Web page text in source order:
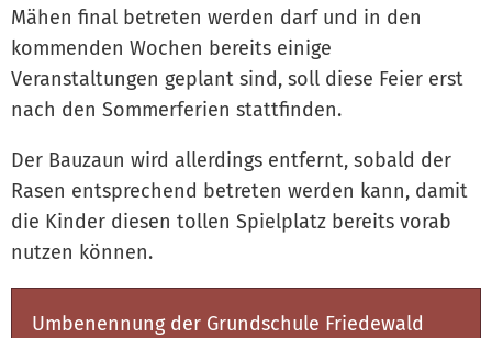
Mähen final betreten werden darf und in den
kommenden Wochen bereits einige
Veranstaltungen geplant sind, soll diese Feier erst
nach den Sommerferien stattfinden.
Der Bauzaun wird allerdings entfernt, sobald der
Rasen entsprechend betreten werden kann, damit
die Kinder diesen tollen Spielplatz bereits vorab
nutzen können.
Umbenennung der Grundschule Friedewald